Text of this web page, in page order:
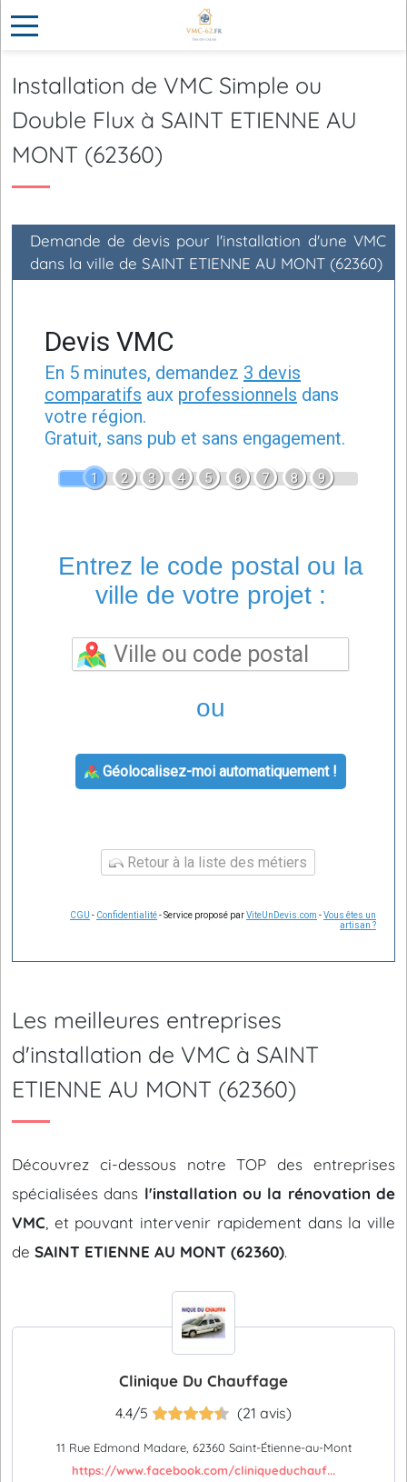
Installation de VMC Simple ou
Double Flux à SAINT ETIENNE AU
MONT (62360)
Demande de devis pour l'installation d'une VMC
dans la ville de SAINT ETIENNE AU MONT (62360)
Devis VMC
En 5 minutes, demandez 3 devis
comparatifs aux professionnels dans
votre région.
Gratuit, sans pub et sans engagement.
1 2 3 4 5 6 7 8 9
Entrez le code postal ou la
ville de votre projet :
ou
Géolocalisez-moi automatiquement !
Retour à la liste des métiers
CGU - Confidentialité- Service proposé parViteUnDevis.com -Vous êtes un
artisan ?
Les meilleures entreprises
d'installation de VMC à SAINT
ETIENNE AU MONT (62360)
Découvrez ci-dessous notre TOP des entreprises
spécialisées dans l'installation ou la rénovation de
VMC , et pouvant intervenir rapidement dans la ville
de SAINT ETIENNE AU MONT (62360).
Clinique Du Chauffage
4.4/5 (21 avis)
11 Rue Edmond Madare, 62360 Saint-Étienne-au-Mont
https://www.facebook.com/cliniqueduchauf...